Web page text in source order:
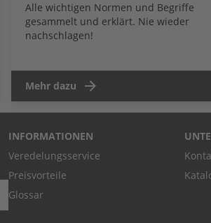
Alle wichtigen Normen und Begriffe
gesammelt und erklärt. Nie wieder
nachschlagen!
Mehr dazu
INFORMATIONEN
Veredelungsservice
Preisvorteile
Glossar